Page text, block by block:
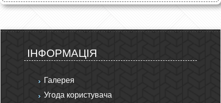
ІНФОРМАЦІЯ
Галерея
Угода користувача